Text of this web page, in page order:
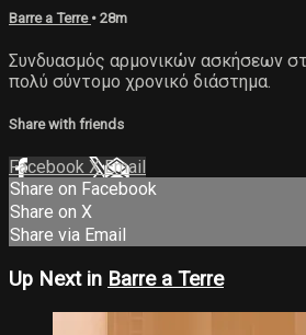
Barre a Terre • 28m
Συνδυασμός αρμονικών ασκήσεων
πολύ σύντομο χρονικό διάστημα.
Share with friends
Facebook XEmail
Share on Facebook
Share on X
Share via Email
Up Next in Barre a Terre